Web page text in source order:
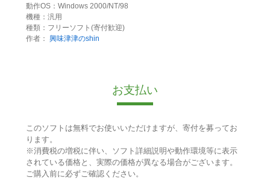
動作OS：Windows 2000/NT/98
機種：汎用
種類：フリーソフト(寄付歓迎)
作者： 興味津津のshin
お支払い
このソフトは無料でお使いいただけますが、寄付を募ってお
ります。
※消費税の増税に伴い、ソフト詳細説明や動作環境等に表示
されている価格と、実際の価格が異なる場合がございます。
ご購入前に必ずご確認ください。